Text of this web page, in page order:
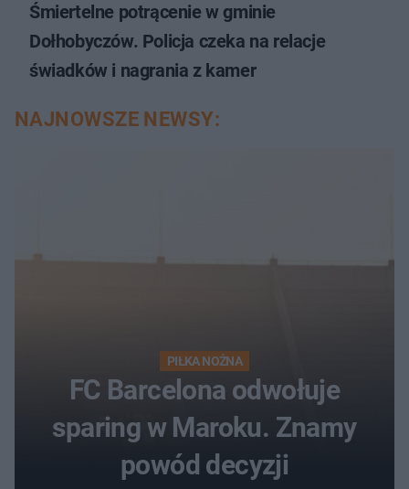
Śmiertelne potrącenie w gminie
Dołhobyczów. Policja czeka na relacje
świadków i nagrania z kamer
NAJNOWSZE NEWSY:
PIŁKA NOŻNA
FC Barcelona odwołuje
sparing w Maroku. Znamy
powód decyzji